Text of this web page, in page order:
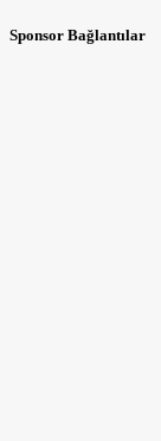
Sponsor Bağlantılar